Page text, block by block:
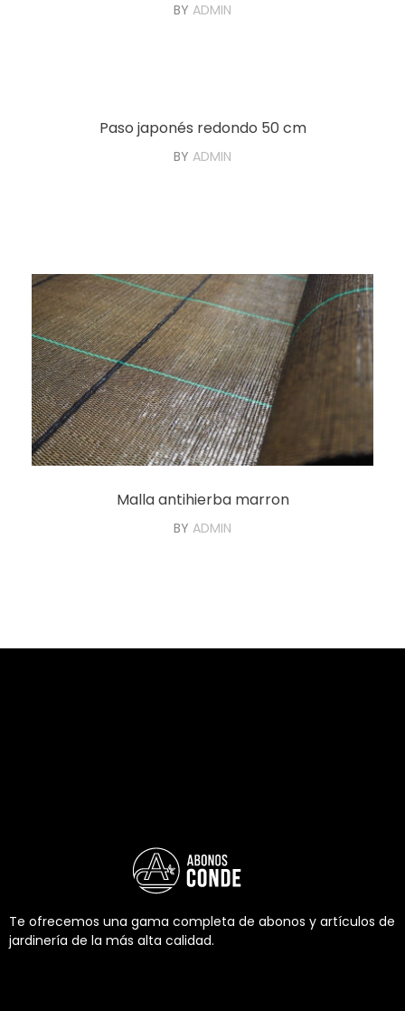
BY ADMIN
Paso japonés redondo 50 cm
BY ADMIN
Malla antihierba marron
BY ADMIN
Te ofrecemos una gama completa de abonos y artículos de
jardinería de la más alta calidad.